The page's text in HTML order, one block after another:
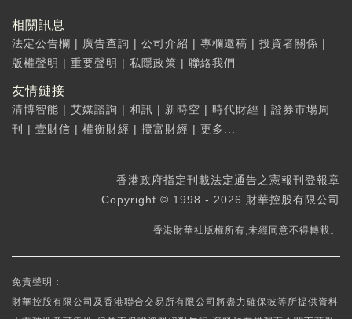
相關訊息
法定公告欄 | 廣告查詢 | 公司介紹 | 專欄邀稿 | 投資者關係 |
版權聲明 | 重要聲明 | 私隱政策 | 聯絡我們
友情鏈接
清博智能 | 艾媒諮詢 | 和訊 | 新時空 | 時代財經 | 證券市場周
刊
| 壹財信 | 權衡財經 | 攬富財經 | 更多...
香港政府指定刊載法定通告之憲報刊登報章
Copyright © 1998 - 2026 財華控股有限公司
香港財華社版權所有,未經同意不得轉載。
免責聲明：
財華控股有限公司及香港聯合交易所有限公司將盡力確保彼等所提供資料